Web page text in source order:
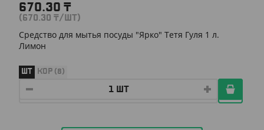
670.30 ₸
(670.30 ₸/ШТ)
Средство для мытья посуды "Ярко" Тетя Гуля 1 л.
Лимон
ШТ КОР (8)